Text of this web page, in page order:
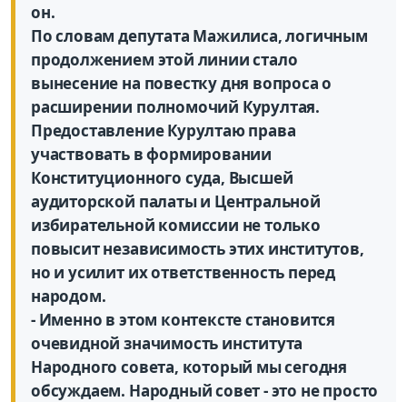
он.
По словам депутата Мажилиса, логичным
продолжением этой линии стало
вынесение на повестку дня вопроса о
расширении полномочий Курултая.
Предоставление Курултаю права
участвовать в формировании
Конституционного суда, Высшей
аудиторской палаты и Центральной
избирательной комиссии не только
повысит независимость этих институтов,
но и усилит их ответственность перед
народом.
- Именно в этом контексте становится
очевидной значимость института
Народного совета, который мы сегодня
обсуждаем. Народный совет - это не просто